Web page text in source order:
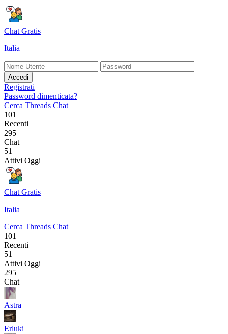
Chat Gratis
Italia
Accedi
Registrati
Password dimenticata?
Cerca Threads Chat
101
Recenti
295
Chat
51
Attivi Oggi
Chat Gratis
Italia
Cerca Threads Chat
101
Recenti
51
Attivi Oggi
295
Chat
Astra_
Erluki